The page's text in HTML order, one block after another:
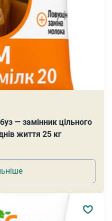
— замінник цільного
життя 25 кг